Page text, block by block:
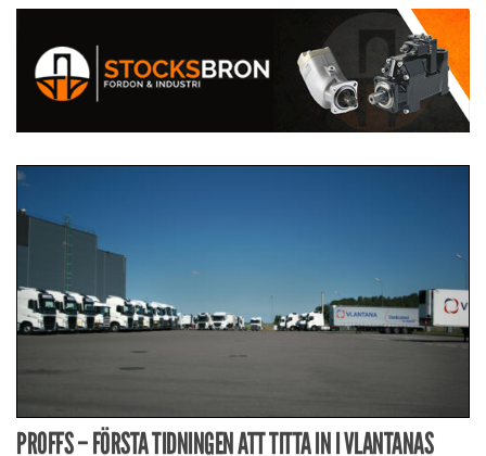
PROFFS – FÖRSTA TIDNINGEN ATT TITTA IN I VLANTANAS